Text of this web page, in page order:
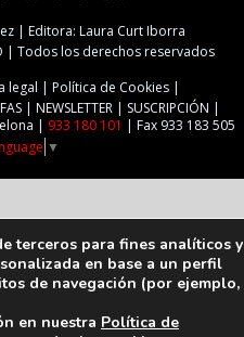
| Editora: Laura Curt Iborra
| Todos los derechos reservados
legal
Política de Cookies
NEWSLETTER
SUSCRIPCIÓN
| 933 180 101 | Fax 933 183 505
▼
terceros para fines analíticos y
en base a un perfil
de navegación (por ejemplo,
en nuestra Política de